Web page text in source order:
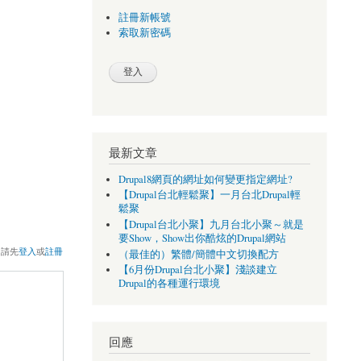
先登入或註冊
註冊新帳號
索取新密碼
最新文章
Drupal8網頁的網址如何變更指定網址?
【Drupal台北輕鬆聚】一月台北Drupal輕
鬆聚
【Drupal台北小聚】九月台北小聚～就是
要Show，Show出你酷炫的Drupal網站
（最佳的）繁體/簡體中文切換配方
【6月份Drupal台北小聚】淺談建立
Drupal的各種運行環境
回應